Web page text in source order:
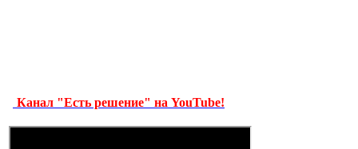
Канал "Есть решение" на YouTube!